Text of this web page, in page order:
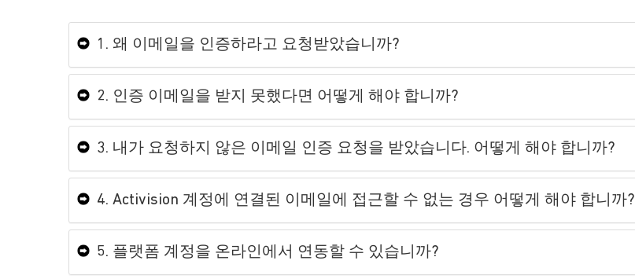
1. 왜 이메일을 인증하라고 요청받았습니까?
2. 인증 이메일을 받지 못했다면 어떻게 해야 합니까?
3. 내가 요청하지 않은 이메일 인증 요청을 받았습니다. 어떻게 해야 합니까?
4. Activision 계정에 연결된 이메일에 접근할 수 없는 경우 어떻게 해야 합니까?
5. 플랫폼 계정을 온라인에서 연동할 수 있습니까?